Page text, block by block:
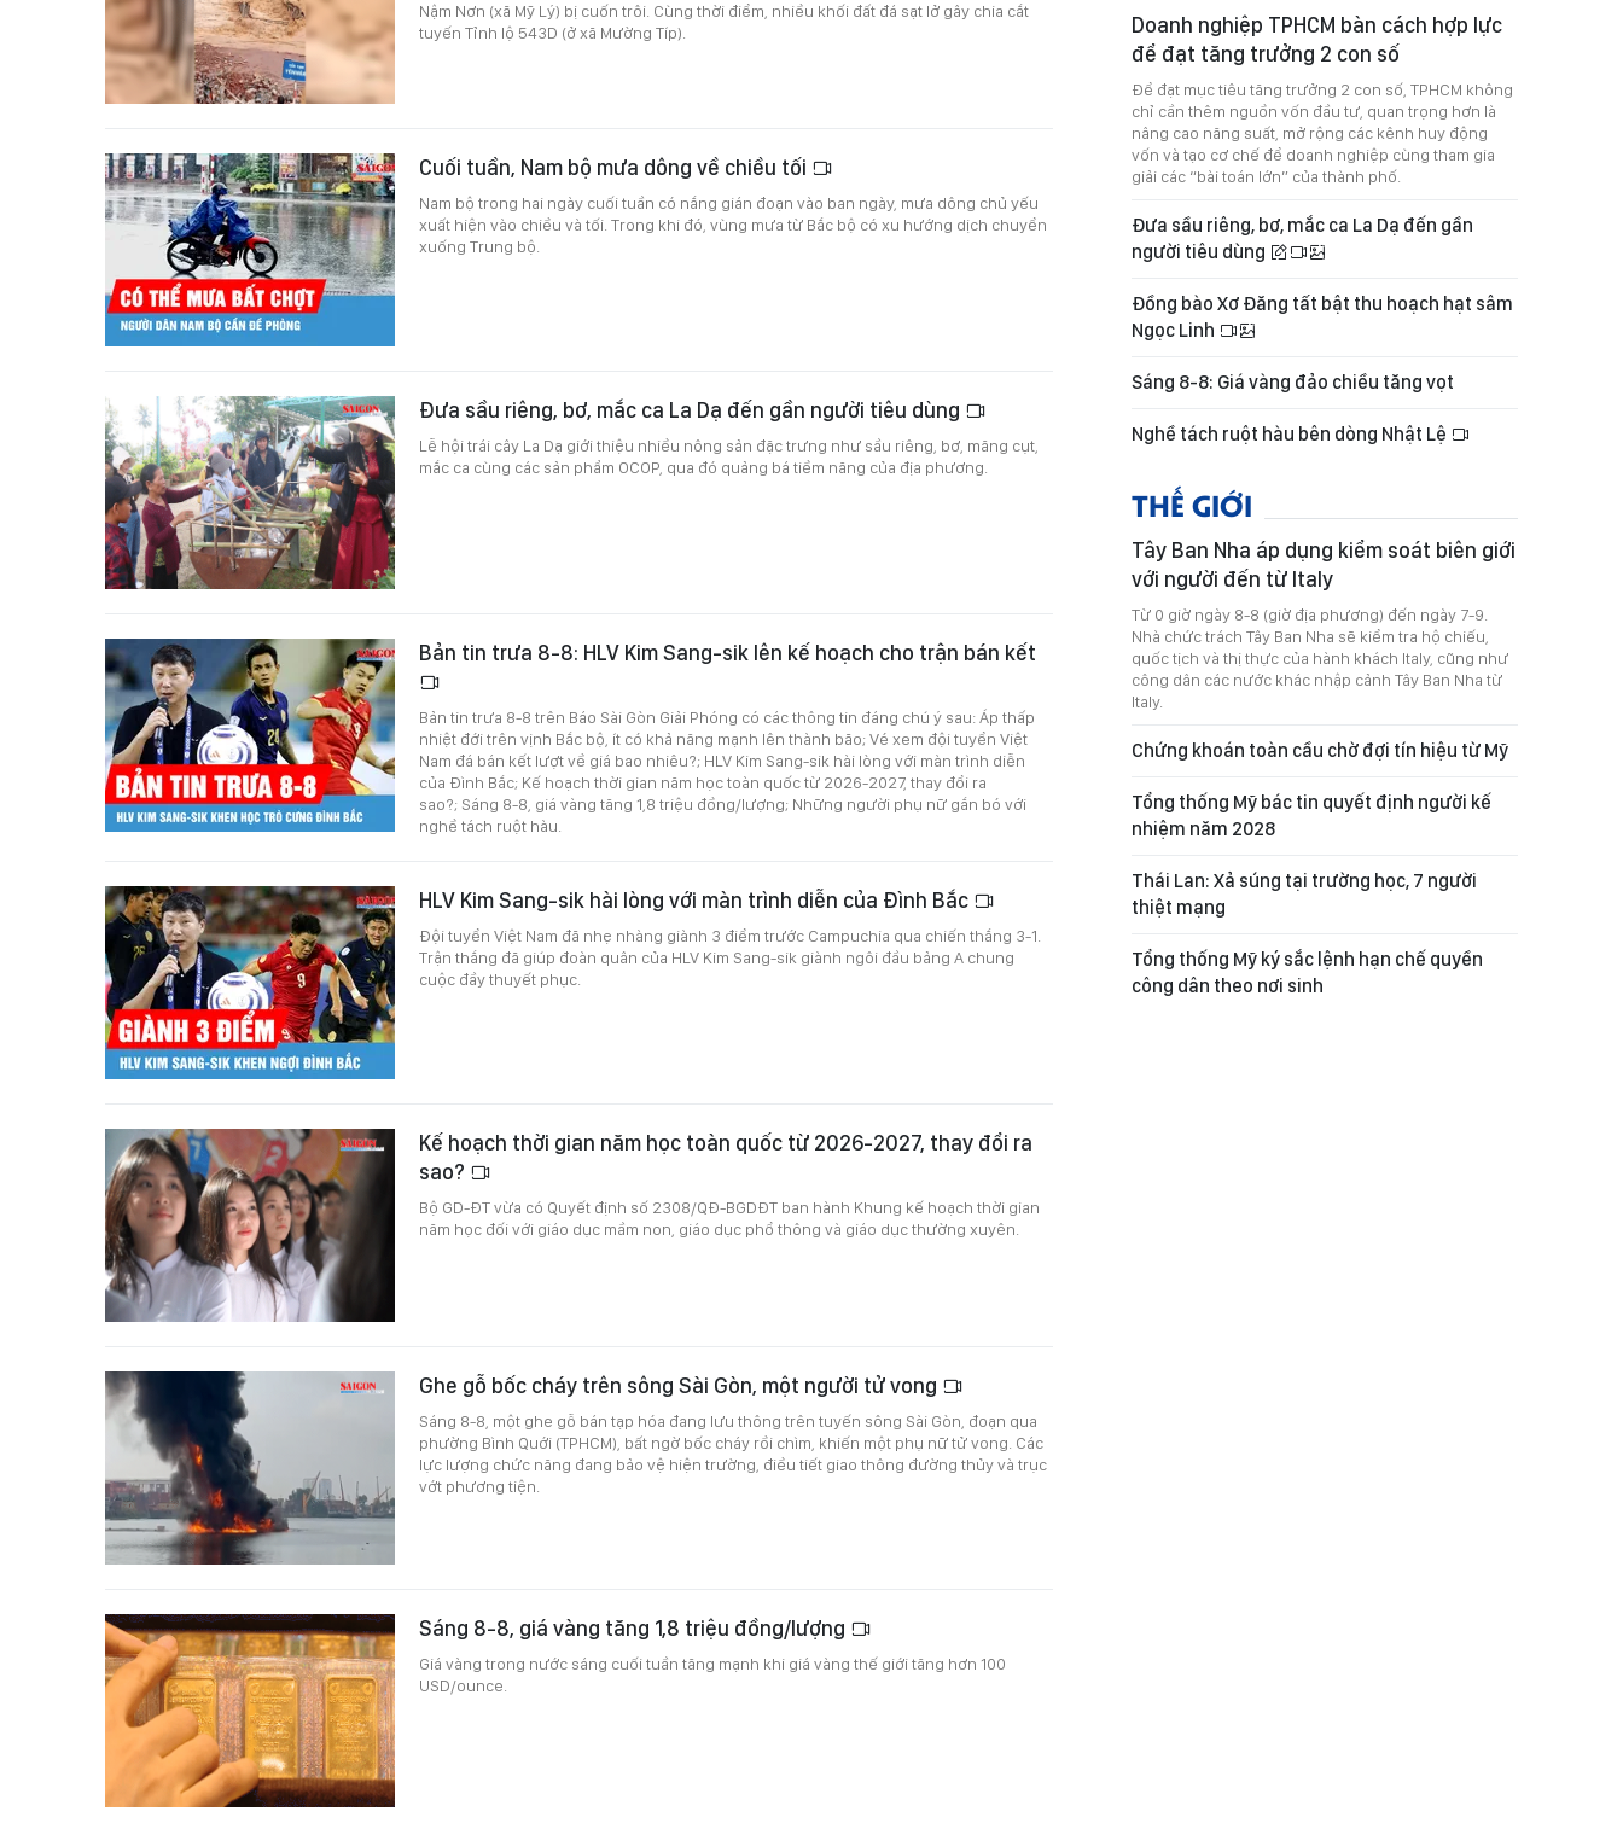
Nậm Nơn (xã Mỹ Lý) bị cuốn trôi. Cùng thời điểm, nhiều khối đất đá sạt lở gây chia cắt
tuyến Tỉnh lộ 543D (ở xã Mường Típ).
Cuối tuần, Nam bộ mưa dông về chiều tối
Nam bộ trong hai ngày cuối tuần có nắng gián đoạn vào ban ngày, mưa dông chủ yếu
xuất hiện vào chiều và tối. Trong khi đó, vùng mưa từ Bắc bộ có xu hướng dịch chuyển
xuống Trung bộ.
Đưa sầu riêng, bơ, mắc ca La Dạ đến gần người tiêu dùng
Lễ hội trái cây La Dạ giới thiệu nhiều nông sản đặc trưng như sầu riêng, bơ, măng cụt,
mắc ca cùng các sản phẩm OCOP, qua đó quảng bá tiềm năng của địa phương.
Bản tin trưa 8-8: HLV Kim Sang-sik lên kế hoạch cho trận bán kết
Bản tin trưa 8-8 trên Báo Sài Gòn Giải Phóng có các thông tin đáng chú ý sau: Áp thấp
nhiệt đới trên vịnh Bắc bộ, ít có khả năng mạnh lên thành bão; Vé xem đội tuyển Việt
Nam đá bán kết lượt về giá bao nhiêu?; HLV Kim Sang-sik hài lòng với màn trình diễn
của Đình Bắc; Kế hoạch thời gian năm học toàn quốc từ 2026-2027, thay đổi ra
sao?; Sáng 8-8, giá vàng tăng 1,8 triệu đồng/lượng; Những người phụ nữ gắn bó với
nghề tách ruột hàu.
HLV Kim Sang-sik hài lòng với màn trình diễn của Đình Bắc
Đội tuyển Việt Nam đã nhẹ nhàng giành 3 điểm trước Campuchia qua chiến thắng 3-1.
Trận thắng đã giúp đoàn quân của HLV Kim Sang-sik giành ngôi đầu bảng A chung
cuộc đầy thuyết phục.
Kế hoạch thời gian năm học toàn quốc từ 2026-2027, thay đổi ra
sao?
Bộ GD-ĐT vừa có Quyết định số 2308/QÐ-BGDĐT ban hành Khung kế hoạch thời gian
năm học đối với giáo dục mầm non, giáo dục phổ thông và giáo dục thường xuyên.
Ghe gỗ bốc cháy trên sông Sài Gòn, một người tử vong
Sáng 8-8, một ghe gỗ bán tạp hóa đang lưu thông trên tuyến sông Sài Gòn, đoạn qua
phường Bình Quới (TPHCM), bất ngờ bốc cháy rồi chìm, khiến một phụ nữ tử vong. Các
lực lượng chức năng đang bảo vệ hiện trường, điều tiết giao thông đường thủy và trục
vớt phương tiện.
Sáng 8-8, giá vàng tăng 1,8 triệu đồng/lượng
Giá vàng trong nước sáng cuối tuần tăng mạnh khi giá vàng thế giới tăng hơn 100
USD/ounce.
Doanh nghiệp TPHCM bàn cách hợp lực
để đạt tăng trưởng 2 con số
Để đạt mục tiêu tăng trưởng 2 con số, TPHCM không
chỉ cần thêm nguồn vốn đầu tư, quan trọng hơn là
nâng cao năng suất, mở rộng các kênh huy động
vốn và tạo cơ chế để doanh nghiệp cùng tham gia
giải các “bài toán lớn” của thành phố.
Đưa sầu riêng, bơ, mắc ca La Dạ đến gần
người tiêu dùng
Đồng bào Xơ Đăng tất bật thu hoạch hạt sâm
Ngọc Linh
Sáng 8-8: Giá vàng đảo chiều tăng vọt
Nghề tách ruột hàu bên dòng Nhật Lệ
THẾ GIỚI
Tây Ban Nha áp dụng kiểm soát biên giới
với người đến từ Italy
Từ 0 giờ ngày 8-8 (giờ địa phương) đến ngày 7-9.
Nhà chức trách Tây Ban Nha sẽ kiểm tra hộ chiếu,
quốc tịch và thị thực của hành khách Italy, cũng như
công dân các nước khác nhập cảnh Tây Ban Nha từ
Italy.
Chứng khoán toàn cầu chờ đợi tín hiệu từ Mỹ
Tổng thống Mỹ bác tin quyết định người kế
nhiệm năm 2028
Thái Lan: Xả súng tại trường học, 7 người
thiệt mạng
Tổng thống Mỹ ký sắc lệnh hạn chế quyền
công dân theo nơi sinh